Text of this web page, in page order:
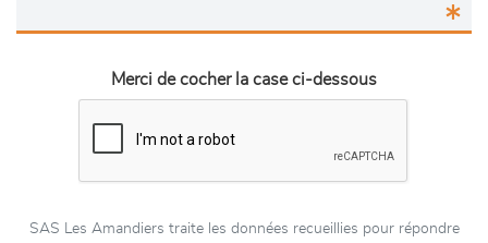
Merci de cocher la case ci-dessous
SAS Les Amandiers traite les données recueillies pour répondre